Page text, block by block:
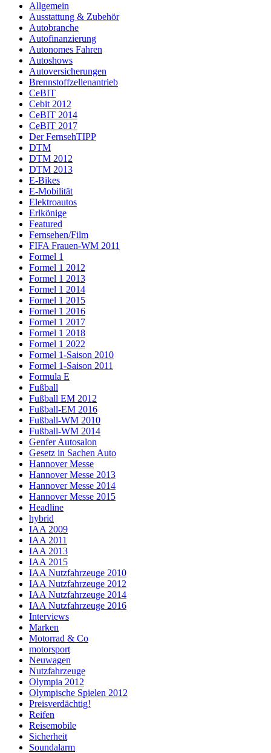
Allgemein
Ausstattung & Zubehör
Autobranche
Autofinanzierung
Autonomes Fahren
Autoshows
Autoversicherungen
Brennstoffzellenantrieb
CeBIT
Cebit 2012
CeBIT 2014
CeBIT 2017
Der FernsehTIPP
DTM
DTM 2012
DTM 2013
E-Bikes
E-Mobilität
Elektroautos
Erlkönige
Featured
Fernsehen/Film
FIFA Frauen-WM 2011
Formel 1
Formel 1 2012
Formel 1 2013
Formel 1 2014
Formel 1 2015
Formel 1 2016
Formel 1 2017
Formel 1 2018
Formel 1 2022
Formel 1-Saison 2010
Formel 1-Saison 2011
Formula E
Fußball
Fußball EM 2012
Fußball-EM 2016
Fußball-WM 2010
Fußball-WM 2014
Genfer Autosalon
Gesetz in Sachen Auto
Hannover Messe
Hannover Messe 2013
Hannover Messe 2014
Hannover Messe 2015
Headline
hybrid
IAA 2009
IAA 2011
IAA 2013
IAA 2015
IAA Nutzfahrzeuge 2010
IAA Nutzfahrzeuge 2012
IAA Nutzfahrzeuge 2014
IAA Nutzfahrzeuge 2016
Interviews
Marken
Motorrad & Co
motorsport
Neuwagen
Nutzfahrzeuge
Olympia 2012
Olympische Spielen 2012
Preisverdächtig!
Reifen
Reisemobile
Sicherheit
Soundalarm